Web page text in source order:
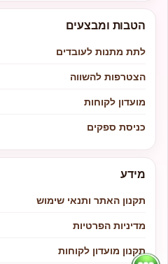
הטבות ומבצעים
לתת מתנות לעובדים
הצטרפות להשווה
מועדון לקוחות
כניסת ספקים
מידע
תקנון האתר ותנאי שימוש
מדיניות הפרטיות
תקנון מועדון לקוחות